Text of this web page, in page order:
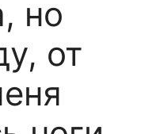
но
от